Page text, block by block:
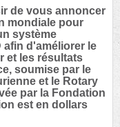
de vous annoncer
mondiale pour
système
afin d'améliorer le
et les résultats
soumise par le
et le Rotary
par la Fondation
est en dollars